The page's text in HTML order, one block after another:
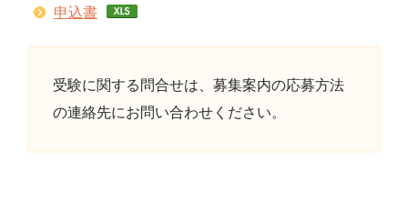
申込書
受験に関する問合せは、募集案内の応募方法
の連絡先にお問い合わせください。